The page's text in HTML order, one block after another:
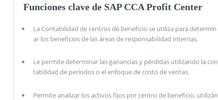
Funciones clave de SAP CCA Profit Center
La Contabilidad de centros de beneficio se utiliza para determin
ar los beneficios de las áreas de responsabilidad internas.
Le permite determinar las ganancias y pérdidas utilizando la con
tabilidad de períodos o el enfoque de costo de ventas.
Permite analizar los activos fijos por centro de beneficio, utilizán